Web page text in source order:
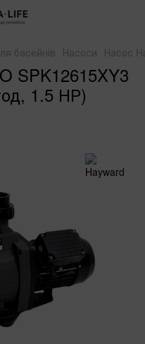
басейнів Насоси Насос
SPK12615XY3
1.5 НР)